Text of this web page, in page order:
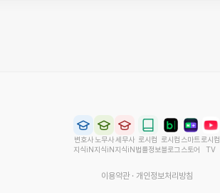
변호사
지식iN
노무사
지식iN
세무사
지식iN
로시컴
법률정보
로시컴
블로그
스마트
스토어
로시컴
TV
이용약관· 개인정보처리방침